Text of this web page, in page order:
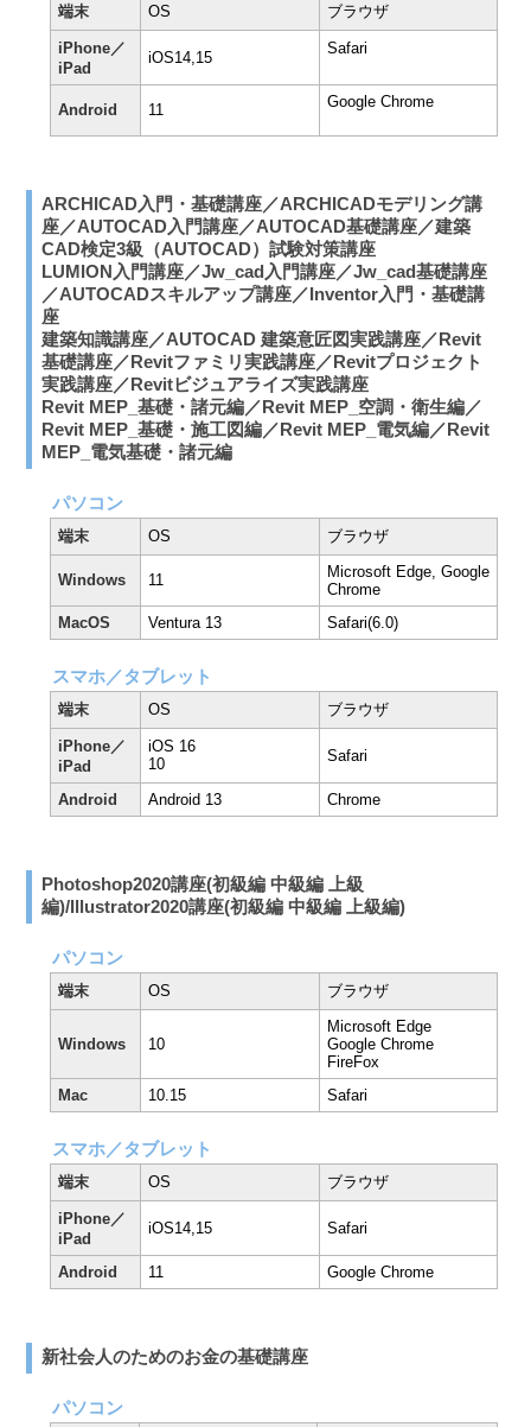
端末 OS ブラウザ
iPhone／
iPad
iOS14,15
Safari
Android 11 Google Chrome
ARCHICAD入門・基礎講座／ARCHICADモデリング講
座／AUTOCAD入門講座／AUTOCAD基礎講座／建築
CAD検定3級（AUTOCAD）試験対策講座
LUMION入門講座／Jw_cad入門講座／Jw_cad基礎講座
／AUTOCADスキルアップ講座／Inventor入門・基礎講
座
建築知識講座／AUTOCAD 建築意匠図実践講座／Revit
基礎講座／Revitファミリ実践講座／Revitプロジェクト
実践講座／Revitビジュアライズ実践講座
Revit MEP_基礎・諸元編／Revit MEP_空調・衛生編／
Revit MEP_基礎・施工図編／Revit MEP_電気編／Revit
MEP_電気基礎・諸元編
パソコン
端末 OS ブラウザ
Windows 11
Microsoft Edge, Google
Chrome
MacOS
Ventura 13 Safari(6.0)
スマホ／タブレット
端末 OS ブラウザ
iPhone／
iPad
iOS 16
10
Safari
Android Android 13 Chrome
Photoshop2020講座(初級編 中級編 上級
編)/Illustrator2020講座(初級編 中級編 上級編)
パソコン
端末 OS ブラウザ
Windows 10
Microsoft Edge
Google Chrome
FireFox
Mac
10.15 Safari
スマホ／タブレット
端末 OS ブラウザ
iPhone／
iPad
iOS14,15 Safari
Android 11 Google Chrome
新社会人のためのお金の基礎講座
パソコン